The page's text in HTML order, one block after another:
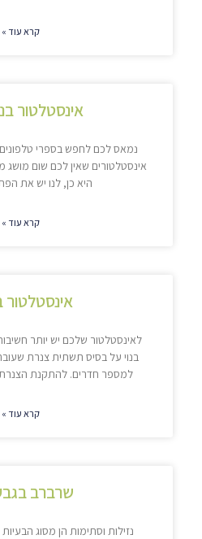
קרא עוד »
אינסטלטור
נמאס לכם לחפש בספרי
אינסטלטורים שאין לכם שום
היא כן, לנו יש את
קרא עוד »
אינסטלטור
לאינסטלטור שלכם יש יותר
בנוי על בסיס תשתית צנרת
למספר חדרים. להתקנת
קרא עוד »
שרברב
נזילות וסתימות הן מסוג הבעיות